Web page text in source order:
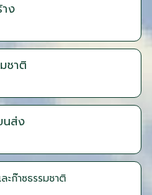
ง
ชาติ
นส่ง
ะก๊าซธรรมชาติ